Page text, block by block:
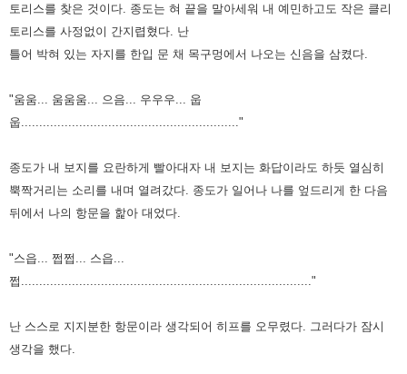
토리스를 찾은 것이다. 종도는 혀 끝을 말아세워 내 예민하고도 작은 클리
토리스를 사정없이 간지렵혔다. 난
틀어 박혀 있는 자지를 한입 문 채 목구멍에서 나오는 신음을 삼켰다.
"움움... 움움움... 으음... 우우우... 웁
웁............................................................"
종도가 내 보지를 요란하게 빨아대자 내 보지는 화답이라도 하듯 열심히
뿍짝거리는 소리를 내며 열려갔다. 종도가 일어나 나를 엎드리게 한 다음
뒤에서 나의 항문을 핥아 대었다.
"스읍... 쩝쩝... 스읍...
쩝................................................................................"
난 스스로 지지분한 항문이라 생각되어 히프를 오무렸다.
그러다가 잠시
생각을 했다.